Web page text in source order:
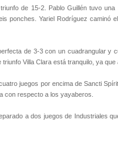
de 15-2. Pablo Guillén tuvo
ponches. Yariel Rodríguez caminó
de 3-3 con un cuadrangular y
Villa Clara está tranquilo, ya que
juegos por encima de Sancti
con respecto a los yayaberos.
a dos juegos de Industriales